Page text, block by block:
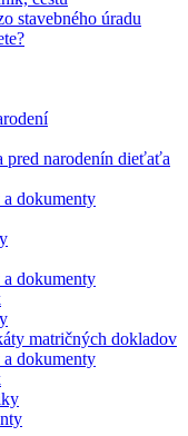
stavebného úradu
pred narodenín dieťaťa
dokumenty
dokumenty
matričných dokladov
dokumenty